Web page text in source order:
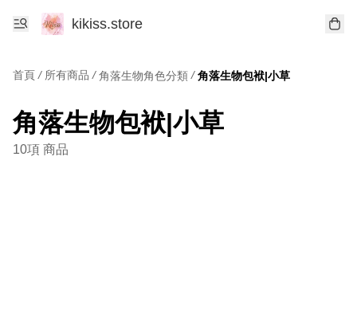
kikiss.store
首頁 / 所有商品 / 角落生物角色分類 / 角落生物包袱|小草
角落生物包袱|小草
10項 商品